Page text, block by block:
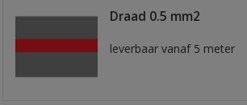
Draad 0.5 mm2
leverbaar vanaf 5 meter